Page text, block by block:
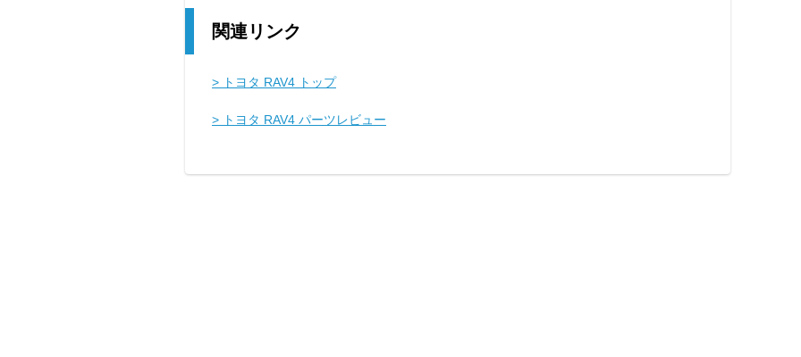
関連リンク
> トヨタ RAV4 トップ
> トヨタ RAV4 パーツレビュー